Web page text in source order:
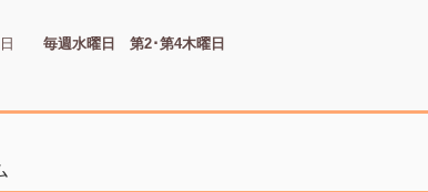
日 毎週水曜日 第2･第4木曜日